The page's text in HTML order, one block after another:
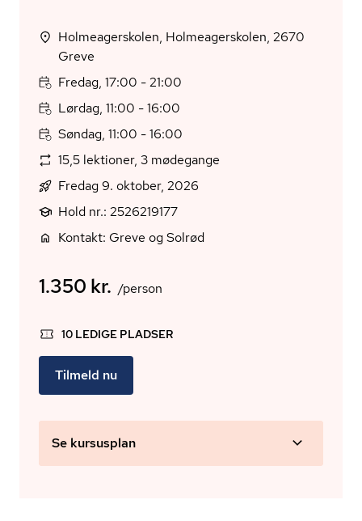
Holmeagerskolen, Holmeagerskolen, 2670
Greve
Fredag, 17:00 - 21:00
Lørdag, 11:00 - 16:00
Søndag, 11:00 - 16:00
15,5 lektioner, 3 mødegange
Fredag 9. oktober, 2026
Hold nr.: 2526219177
Kontakt: Greve og Solrød
1.350 kr. /person
10 LEDIGE PLADSER
Tilmeld nu
Se kursusplan